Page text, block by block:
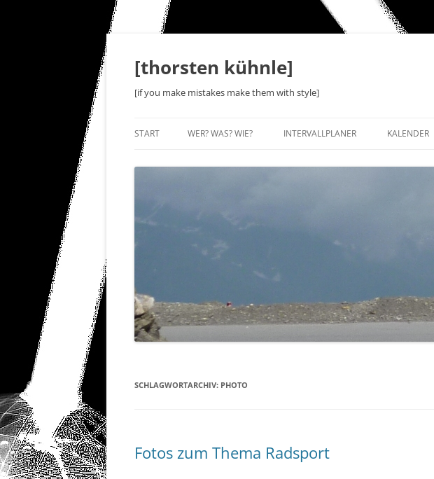
springen
[thorsten kühnle]
[if you make mistakes make them with style]
START WER? WAS? WIE? INTERVALLPLANER KALENDER
SCHLAGWORTARCHIV: PHOTO
Fotos zum Thema Radsport